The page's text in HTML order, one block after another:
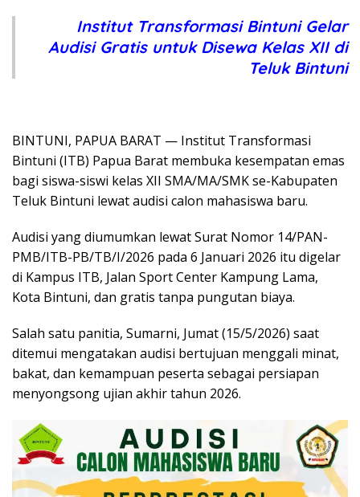
Institut Transformasi Bintuni Gelar
Audisi Gratis untuk Disewa Kelas XII di
Teluk Bintuni
BINTUNI, PAPUA BARAT — Institut Transformasi
Bintuni (ITB) Papua Barat membuka kesempatan emas
bagi siswa-siswi kelas XII SMA/MA/SMK se-Kabupaten
Teluk Bintuni lewat audisi calon mahasiswa baru.
Audisi yang diumumkan lewat Surat Nomor 14/PAN-
PMB/ITB-PB/TB/I/2026 pada 6 Januari 2026 itu digelar
di Kampus ITB, Jalan Sport Center Kampung Lama,
Kota Bintuni, dan gratis tanpa pungutan biaya.
Salah satu panitia, Sumarni, Jumat (15/5/2026) saat
ditemui mengatakan audisi bertujuan menggali minat,
bakat, dan kemampuan peserta sebagai persiapan
menyongsong ujian akhir tahun 2026.